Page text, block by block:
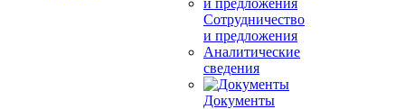
Сотрудничество
и предложения
Аналитические
сведения
Документы